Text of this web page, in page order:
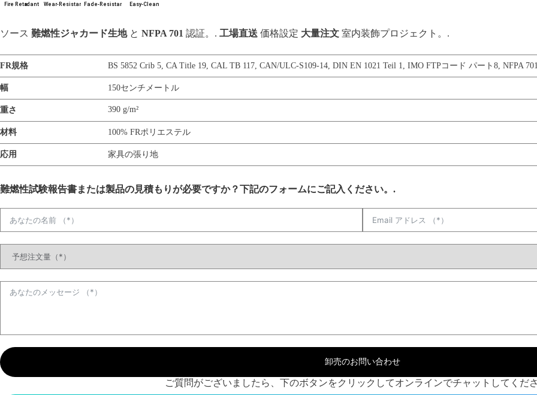
ソース 難燃性ジャカード生地と NFPA 701 認証。. 工場直送 価格設定 大量注文 室内装飾プロジェクト。.
FR規格 BS 5852 Crib 5, CA Title 19, CAL TB 117, CAN/ULC-S109-14, DIN EN 1021 Teil 1, IMO FTPコード パート8, NFPA
幅 150センチメートル
重さ 390 g/m²
材料 100% FRポリエステル
応用 家具の張り地
難燃性試験報告書または製品の見積もりが必要ですか？下記のフォームにご記入ください。.
卸売のお問い合わせ
ご質問がございましたら、下のボタンをクリックしてオンラインでチャットしてくだ